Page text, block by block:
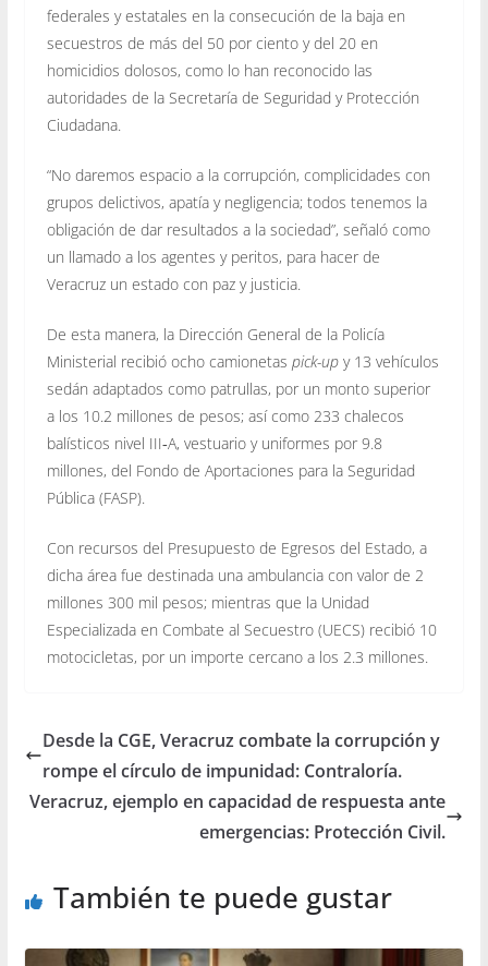
federales y estatales en la consecución de la baja en
secuestros de más del 50 por ciento y del 20 en
homicidios dolosos, como lo han reconocido las
autoridades de la Secretaría de Seguridad y Protección
Ciudadana.
“No daremos espacio a la corrupción, complicidades con
grupos delictivos, apatía y negligencia; todos tenemos la
obligación de dar resultados a la sociedad”, señaló como
un llamado a los agentes y peritos, para hacer de
Veracruz un estado con paz y justicia.
De esta manera, la Dirección General de la Policía
Ministerial recibió ocho camionetas pick-upy 13 vehículos
sedán adaptados como patrullas, por un monto superior
a los 10.2 millones de pesos; así como 233 chalecos
balísticos nivel III‐A, vestuario y uniformes por 9.8
millones, del Fondo de Aportaciones para la Seguridad
Pública (FASP).
Con recursos del Presupuesto de Egresos del Estado, a
dicha área fue destinada una ambulancia con valor de 2
millones 300 mil pesos; mientras que la Unidad
Especializada en Combate al Secuestro (UECS) recibió 10
motocicletas, por un importe cercano a los 2.3 millones.
Desde la CGE, Veracruz combate la corrupción y
rompe el círculo de impunidad: Contraloría.
Veracruz, ejemplo en capacidad de respuesta ante
emergencias: Protección Civil.
También te puede gustar